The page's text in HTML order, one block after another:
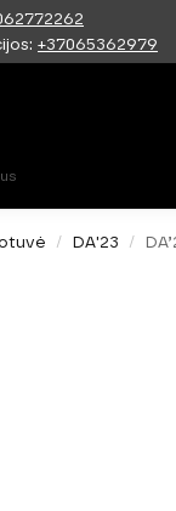
+37065362979
/ DA'23 /